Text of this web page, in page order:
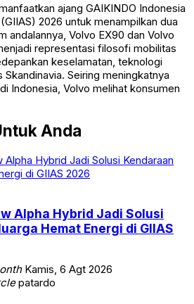
ajang GAIKINDO Indonesia
2026 untuk menampilkan dua
andalannya, Volvo EX90 dan Volvo
representasi filosofi mobilitas
keselamatan, teknologi
Seiring meningkatnya
Indonesia, Volvo melihat konsumen
Anda
Alpha Hybrid Jadi Solusi
Hemat Energi di GIIAS
Kamis, 6 Agt 2026
patardo